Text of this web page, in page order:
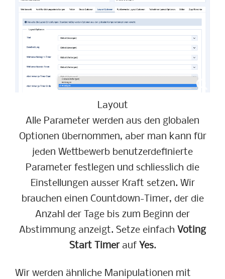
Layout
Alle Parameter werden aus den globalen
Optionen übernommen, aber man kann für
jeden Wettbewerb benutzerdefinierte
Parameter festlegen und schliesslich die
Einstellungen ausser Kraft setzen. Wir
brauchen einen Countdown-Timer, der die
Anzahl der Tage bis zum Beginn der
Abstimmung anzeigt. Setze einfach Voting
Start Timerauf Yes.
Wir werden ähnliche Manipulationen mit